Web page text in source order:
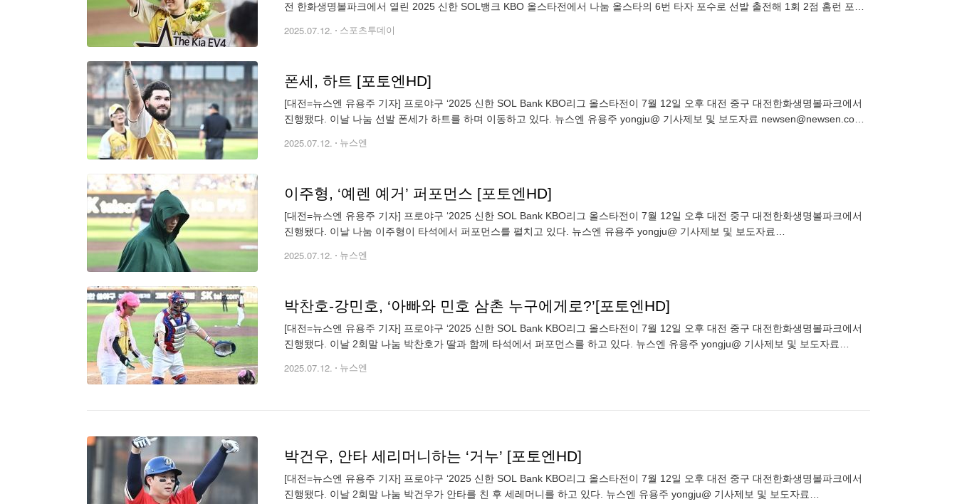
전 한화생명볼파크에서 열린 2025 신한 SOL뱅크 KBO 올스타전에서 나눔 올스타의 6번 타자 포수로 선발 출전해 1회 2점 홈런 포함
2025.07.12. 스포츠투데이
폰세, 하트 [포토엔HD]
[대전=뉴스엔 유용주 기자] 프로야구 ‘2025 신한 SOL Bank KBO리그 올스타전이 7월 12일 오후 대전 중구 대전한화생명볼파크에서
진행됐다. 이날 나눔 선발 폰세가 하트를 하며 이동하고 있다. 뉴스엔 유용주 yongju@ 기사제보 및 보도자료 newsen@newsen.com
2025.07.12. 뉴스엔
이주형, ‘예렌 예거’ 퍼포먼스 [포토엔HD]
[대전=뉴스엔 유용주 기자] 프로야구 ‘2025 신한 SOL Bank KBO리그 올스타전이 7월 12일 오후 대전 중구 대전한화생명볼파크에서
진행됐다. 이날 나눔 이주형이 타석에서 퍼포먼스를 펼치고 있다. 뉴스엔 유용주 yongju@ 기사제보 및 보도자료
2025.07.12. 뉴스엔
박찬호-강민호, ‘아빠와 민호 삼촌 누구에게로?’[포토엔HD]
[대전=뉴스엔 유용주 기자] 프로야구 ‘2025 신한 SOL Bank KBO리그 올스타전이 7월 12일 오후 대전 중구 대전한화생명볼파크에서
진행됐다. 이날 2회말 나눔 박찬호가 딸과 함께 타석에서 퍼포먼스를 하고 있다. 뉴스엔 유용주 yongju@ 기사제보 및 보도자료
2025.07.12. 뉴스엔
박건우, 안타 세리머니하는 ‘거누’ [포토엔HD]
[대전=뉴스엔 유용주 기자] 프로야구 ‘2025 신한 SOL Bank KBO리그 올스타전이 7월 12일 오후 대전 중구 대전한화생명볼파크에서
진행됐다. 이날 2회말 나눔 박건우가 안타를 친 후 세레머니를 하고 있다. 뉴스엔 유용주 yongju@ 기사제보 및 보도자료